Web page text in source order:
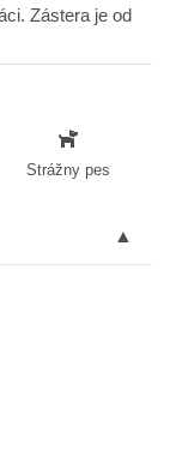
Zástera je od
Strážny pes